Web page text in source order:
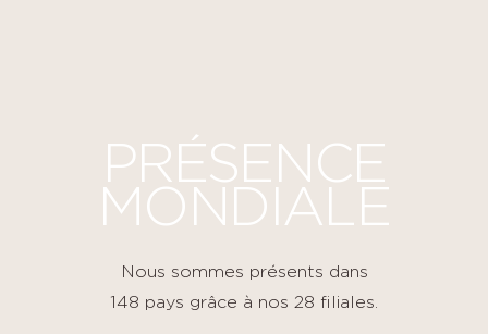
PRÉSENCE
MONDIALE
Nous sommes présents dans
148 pays grâce à nos 28 filiales.